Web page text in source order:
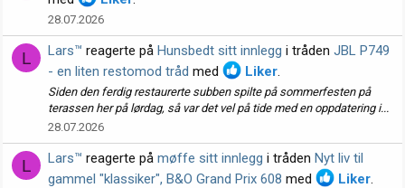
28.07.2026
L Lars™ reagerte på Hunsbedt sitt innlegg i tråden JBL P749
- en liten restomod tråd med Liker.
Siden den ferdig restaurerte subben spilte på sommerfesten på
terassen her på lørdag, så var det vel på tide med en oppdatering i...
28.07.2026
L Lars™ reagerte på møffe sitt innlegg i tråden Nyt liv til
gammel "klassiker", B&O Grand Prix 608 med Liker.